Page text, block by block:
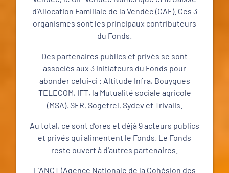
d’Allocation Familiale de la Vendée (CAF). Ces 3
organismes sont les principaux contributeurs
du Fonds.
Des partenaires publics et privés se sont
associés aux 3 initiateurs du Fonds pour
abonder celui-ci : Altitude Infra, Bouygues
TELECOM, IFT, la Mutualité sociale agricole
(MSA), SFR, Sogetrel, Sydev et Trivalis.
Au total, ce sont d’ores et déjà 9 acteurs publics
et privés qui alimentent le Fonds. Le Fonds
reste ouvert à d'autres partenaires.
L’ANCT (Agence Nationale de la Cohésion des